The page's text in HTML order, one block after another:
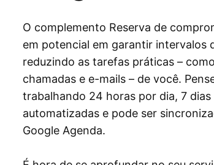
O complemento Reserva de
em potencial em garantir intervalos
reduzindo as tarefas práticas –
chamadas e e-mails – de você.
trabalhando 24 horas por dia, 7
automatizadas e pode ser
Google Agenda.